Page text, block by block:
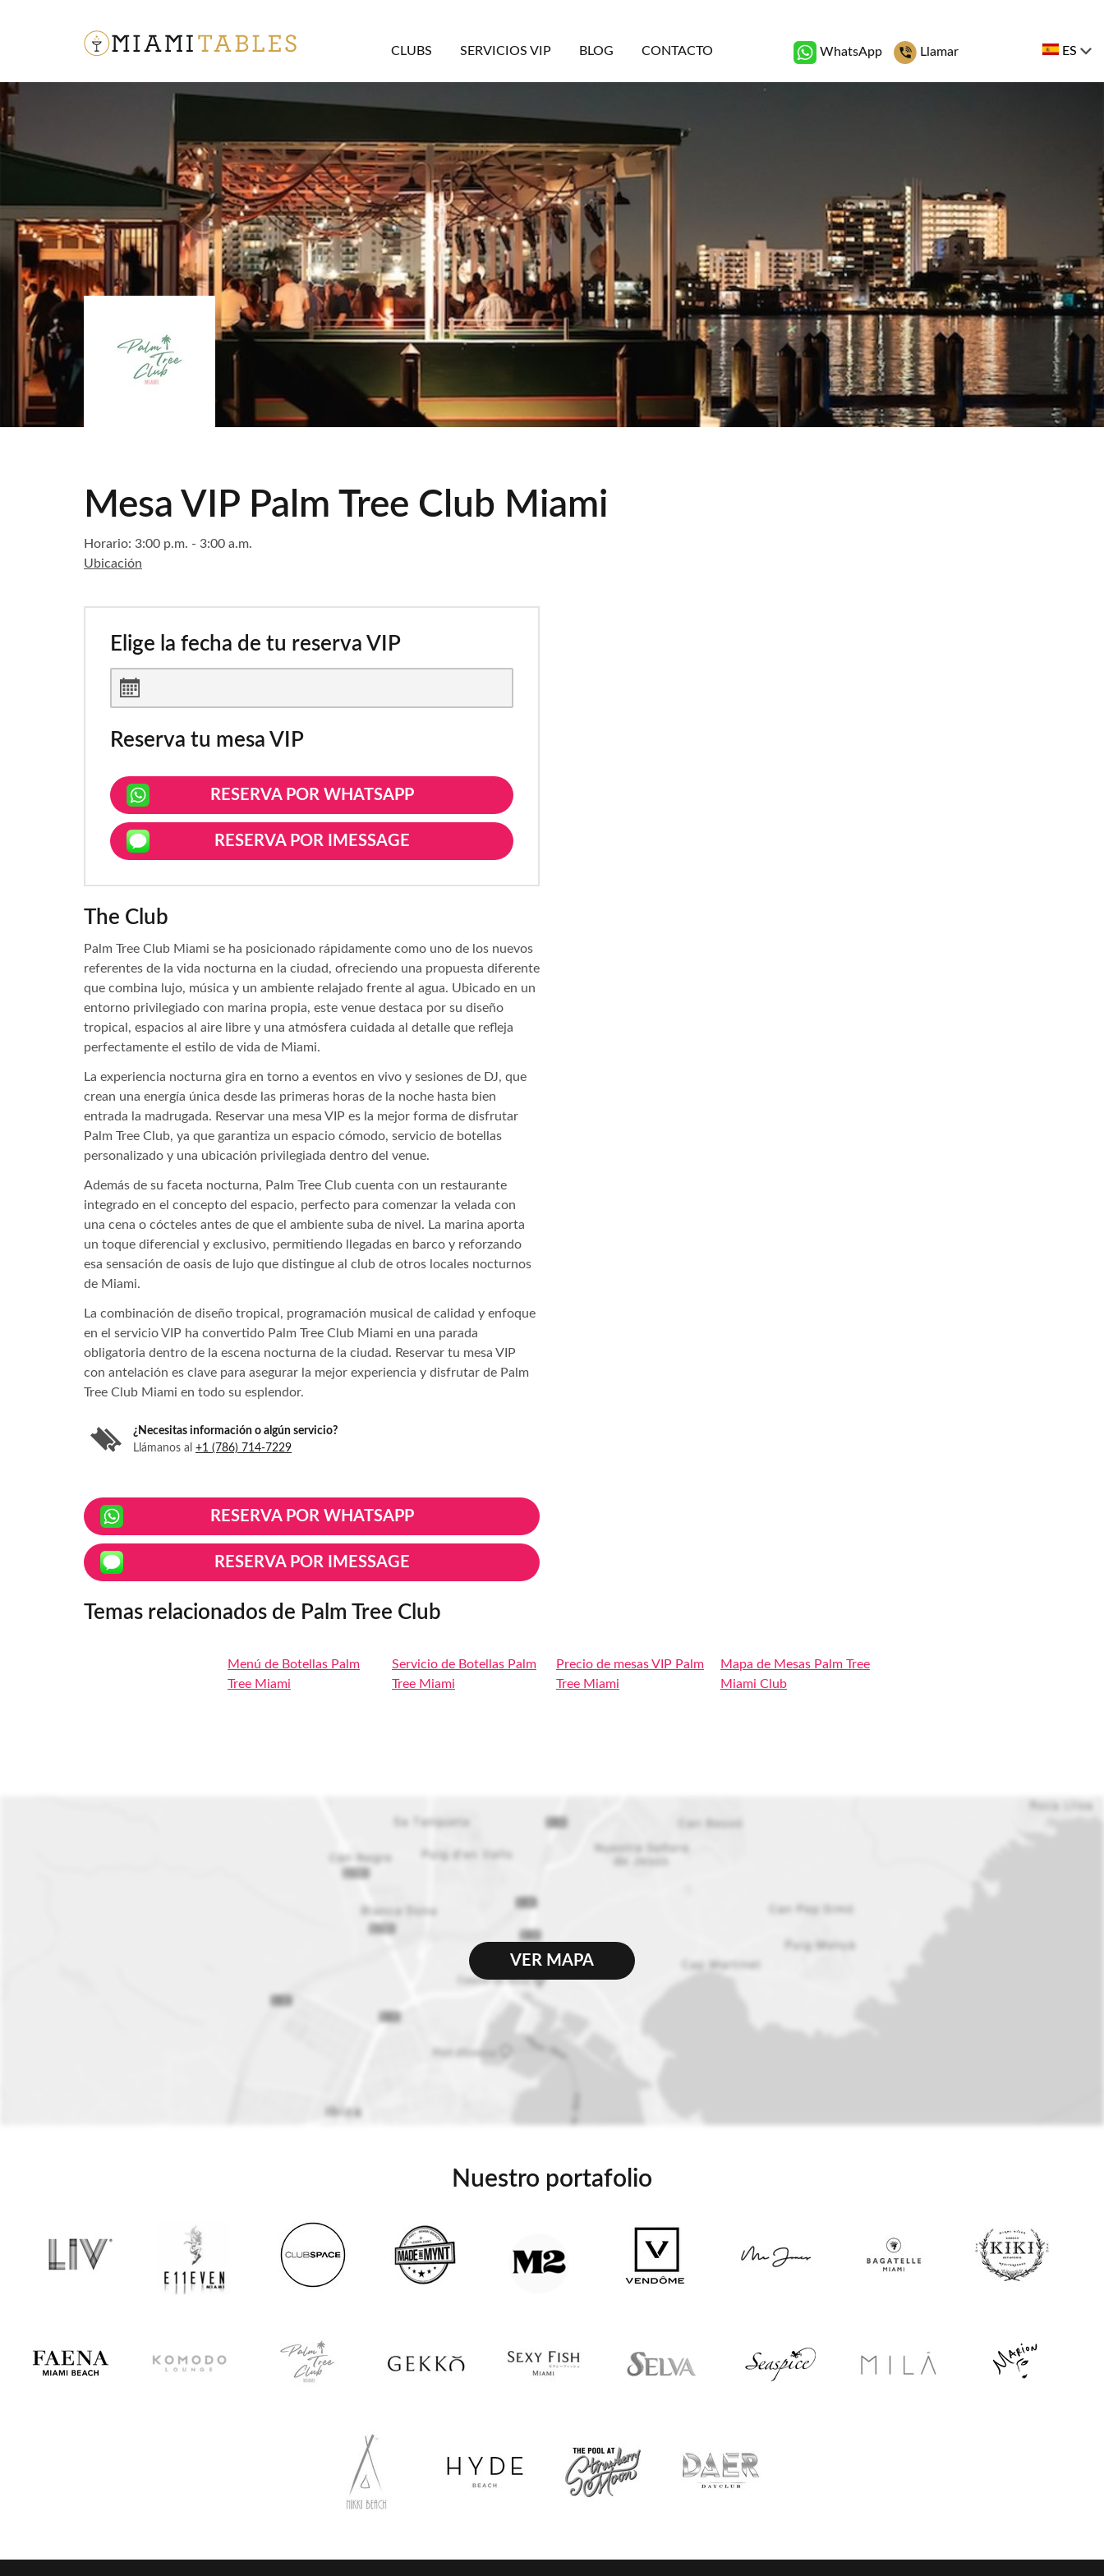
CLUBS SERVICIOS VIP BLOG CONTACTO WhatsApp Llamar ES
Mesa VIP Palm Tree Club Miami
Horario: 3:00 p.m. - 3:00 a.m.
Ubicación
Elige la fecha de tu reserva VIP
Reserva tu mesa VIP
RESERVA POR WHATSAPP
RESERVA POR IMESSAGE
The Club
Palm Tree Club Miami se ha posicionado rápidamente como uno de los nuevos
referentes de la vida nocturna en la ciudad, ofreciendo una propuesta diferente
que combina lujo, música y un ambiente relajado frente al agua. Ubicado en un
entorno privilegiado con marina propia, este venue destaca por su diseño
tropical, espacios al aire libre y una atmósfera cuidada al detalle que refleja
perfectamente el estilo de vida de Miami.
La experiencia nocturna gira en torno a eventos en vivo y sesiones de DJ, que
crean una energía única desde las primeras horas de la noche hasta bien
entrada la madrugada. Reservar una mesa VIP es la mejor forma de disfrutar
Palm Tree Club, ya que garantiza un espacio cómodo, servicio de botellas
personalizado y una ubicación privilegiada dentro del venue.
Además de su faceta nocturna, Palm Tree Club cuenta con un restaurante
integrado en el concepto del espacio, perfecto para comenzar la velada con
una cena o cócteles antes de que el ambiente suba de nivel. La marina aporta
un toque diferencial y exclusivo, permitiendo llegadas en barco y reforzando
esa sensación de oasis de lujo que distingue al club de otros locales nocturnos
de Miami.
La combinación de diseño tropical, programación musical de calidad y enfoque
en el servicio VIP ha convertido Palm Tree Club Miami en una parada
obligatoria dentro de la escena nocturna de la ciudad. Reservar tu mesa VIP
con antelación es clave para asegurar la mejor experiencia y disfrutar de Palm
Tree Club Miami en todo su esplendor.
¿Necesitas información o algún servicio?
Llámanos al +1 (786) 714-7229
RESERVA POR WHATSAPP
RESERVA POR IMESSAGE
Temas relacionados de Palm Tree Club
Menú de Botellas Palm
Tree Miami
Servicio de Botellas Palm
Tree Miami
Precio de mesas VIP Palm
Tree Miami
Mapa de Mesas Palm Tree
Miami Club
VER MAPA
Nuestro portafolio